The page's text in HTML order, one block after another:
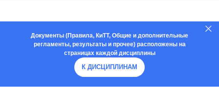
Документы (Правила, КиТТ, Общие и дополнительные
регламенты, результаты и прочее) расположены на
страницах каждой дисциплины
К ДИСЦИПЛИНАМ